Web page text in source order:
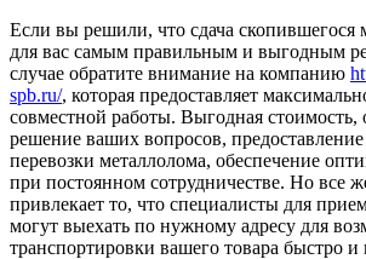
Если вы решили, что сдача скопившегося
для вас самым правильным и выгодным
случае обратите внимание на компанию
spb.ru/, которая предоставляет
совместной работы. Выгодная стоимость,
решение ваших вопросов, предоставление
перевозки металлолома, обеспечение
при постоянном сотрудничестве. Но все
привлекает то, что специалисты для
могут выехать по нужному адресу для
транспортировки вашего товара быстро и